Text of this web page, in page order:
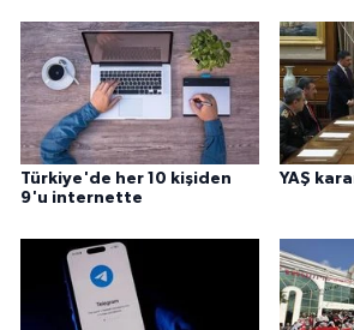
Türkiye'de her 10 kişiden
9'u internette
YAŞ
Isparta Müftülüğü
İstanbul Müftülüğü
İzmir Müftülüğü
Kahramanmaraş Müftülüğü
Karabük Müftülüğü